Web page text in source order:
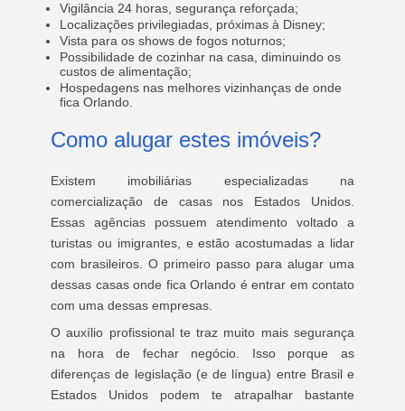
Vigilância 24 horas, segurança reforçada;
Localizações privilegiadas, próximas à Disney;
Vista para os shows de fogos noturnos;
Possibilidade de cozinhar na casa, diminuindo os
custos de alimentação;
Hospedagens nas melhores vizinhanças de onde
fica Orlando.
Como alugar estes imóveis?
Existem imobiliárias especializadas na
comercialização de casas nos Estados Unidos.
Essas agências possuem atendimento voltado a
turistas ou imigrantes, e estão acostumadas a lidar
com brasileiros. O primeiro passo para alugar uma
dessas casas onde fica Orlando é entrar em contato
com uma dessas empresas.
O auxílio profissional te traz muito mais segurança
na hora de fechar negócio. Isso porque as
diferenças de legislação (e de língua) entre Brasil e
Estados Unidos podem te atrapalhar bastante